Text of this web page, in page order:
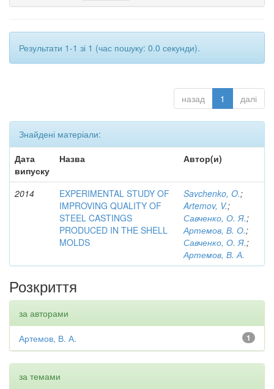
Результати 1-1 зі 1 (час пошуку: 0.0 секунди).
назад 1 далі
Знайдені матеріали:
Дата
випуску
Назва Автор(и)
2014
EXPERIMENTAL STUDY OF
IMPROVING QUALITY OF
STEEL CASTINGS
PRODUCED IN THE SHELL
MOLDS
Savchenko, O.;
Artemov, V.;
Савченко, О. Я.;
Артемов, В. О.;
Савченко, О. Я.;
Артемов, В. А.
Розкриття
за авторами
1
Артемов, В. А.
за темами